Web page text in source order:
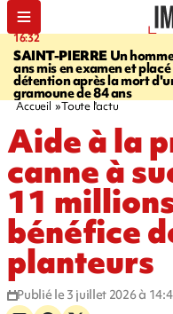
16:32
SAINT-PIERREUn
ans mis en examen et placé
détention après la mort
gramoune de 84 ans
Accueil Toute l'actu
Aide à la
canne à
11
bénéfice
planteurs
Publié le 3 juillet 2026 à